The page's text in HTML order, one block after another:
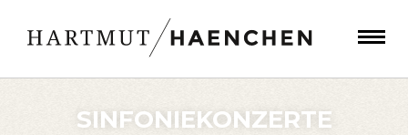
SINFONIEKONZERTE